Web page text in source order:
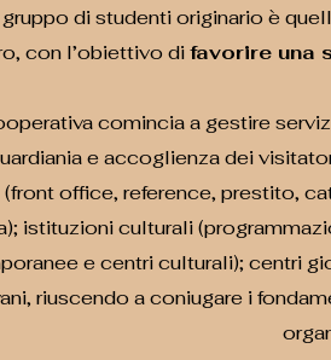
di studenti originario è
con l’obiettivo difavorire una
comincia a gestire
e accoglienza dei
office, reference, prestito,
istituzioni culturali
e centri culturali); centri
riuscendo a coniugare i